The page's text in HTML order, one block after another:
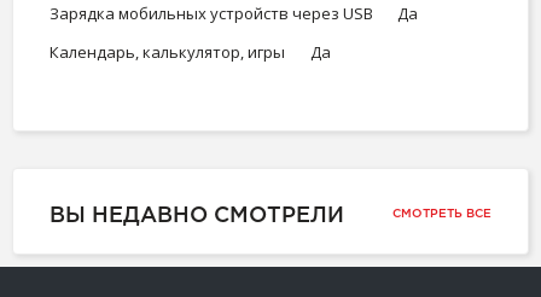
Зарядка мобильных устройств через USB
Да
Календарь, калькулятор, игры
Да
ВЫ НЕДАВНО СМОТРЕЛИ СМОТРЕТЬ ВСЕ